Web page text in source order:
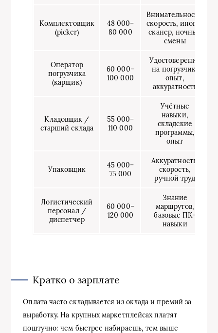
Комплектовщик
(picker)
48 000–
80 000
Внимательность,
скорость, иногда
сканер, ночные
смены
Оператор
погрузчика
(карщик)
60 000–
100 000
Удостоверение
на погрузчик,
опыт,
аккуратность
Кладовщик /
старший склада
55 000–
110 000
Учётные
навыки,
складские
программы,
опыт
Упаковщик
45 000–
75 000
Аккуратность,
скорость,
ручной труд
Логистический
персонал /
диспетчер
60 000–
120 000
Знание
маршрутов,
базовые ПК-
навыки
Кратко о зарплате
Оплата часто складывается из оклада и премий за
выработку. На крупных маркетплейсах платят
поштучно: чем быстрее набираешь, тем выше